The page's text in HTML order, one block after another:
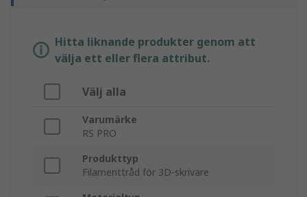
Hitta liknande produkter genom att
välja ett eller flera attribut.
Välj alla
Varumärke
RS PRO
Produkttyp
Filamenttråd för 3D-skrivare